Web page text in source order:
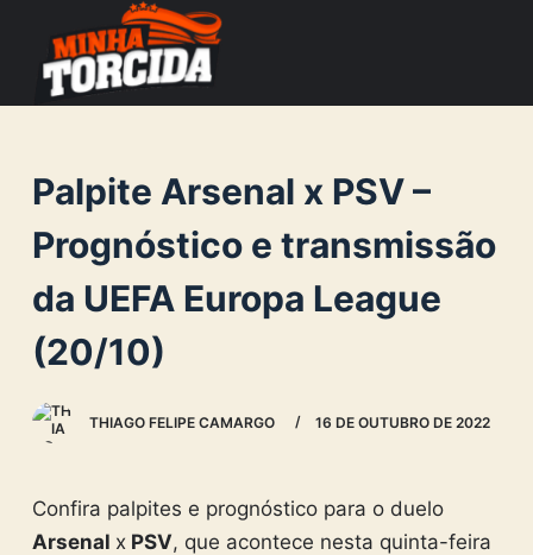
c
o
n
e
Palpite Arsenal x PSV –
Prognóstico e transmissão
da UEFA Europa League
(20/10)
THIAGO FELIPE CAMARGO 16 DE OUTUBRO DE 2022
Confira palpites e prognóstico para o duelo
Arsenal xPSV, que acontece nesta quinta-feira